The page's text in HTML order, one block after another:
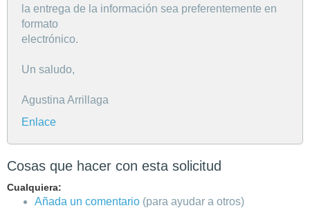
la entrega de la información sea preferentemente en
formato
electrónico.
Un saludo,
Agustina Arrillaga
Enlace
Cosas que hacer con esta solicitud
Cualquiera:
Añada un comentario (para ayudar a otros)